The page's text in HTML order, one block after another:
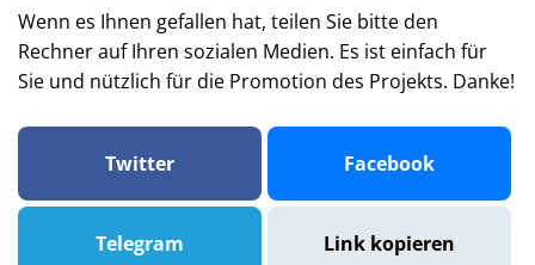
Wenn es Ihnen gefallen hat, teilen Sie bitte den
Rechner auf Ihren sozialen Medien. Es ist einfach für
Sie und nützlich für die Promotion des Projekts. Danke!
Twitter Facebook
Telegram Link kopieren